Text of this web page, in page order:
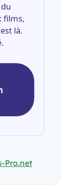
films,
là.
Pro.net